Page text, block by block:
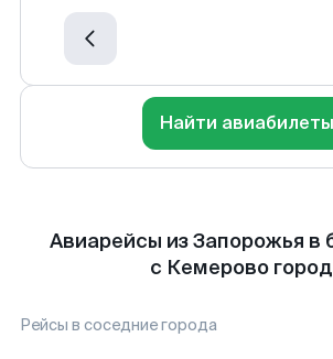
Найти авиабилеты
Авиарейсы из Запорожья
с Кемерово
Рейсы в соседние города